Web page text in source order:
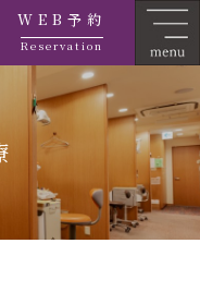
WEB予約
Reservation